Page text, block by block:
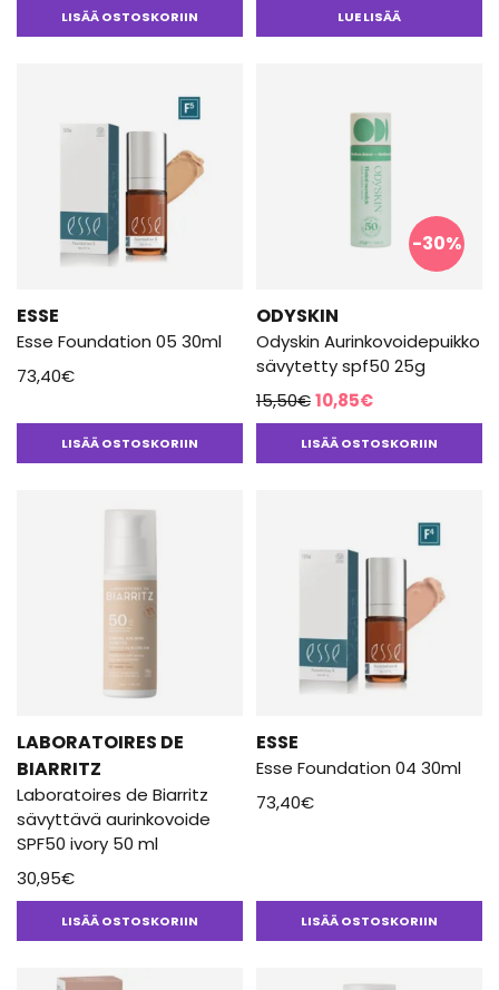
LISÄÄ OSTOSKORIIN LUE LISÄÄ
ESSE
Esse Foundation 05 30ml
73,40€
LISÄÄ OSTOSKORIIN
-30%
ODYSKIN
Odyskin Aurinkovoidepuikko
sävytetty spf50 25g
15,50€Alkuperäinen
hinta
oli:
10,85€Nykyinen
hinta
on:
LISÄÄ OSTOSKORIIN
LABORATOIRES DE
BIARRITZ
Laboratoires de Biarritz
sävyttävä aurinkovoide
SPF50 ivory 50 ml
30,95€
LISÄÄ OSTOSKORIIN
ESSE
Esse Foundation 04 30ml
73,40€
LISÄÄ OSTOSKORIIN